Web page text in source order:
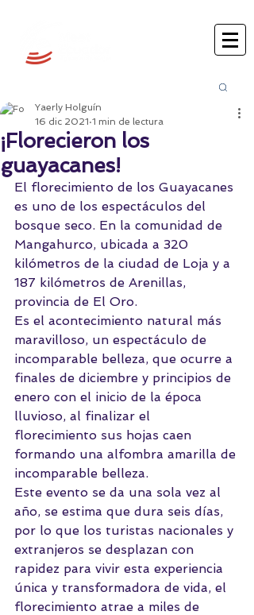
¡Florecieron los
guayacanes!
Yaerly Holguín
16 dic 2021 1 min de lectura
El florecimiento de los Guayacanes
es uno de los espectáculos del
bosque seco. En la comunidad de
Mangahurco, ubicada a 320
kilómetros de la ciudad de Loja y a
187 kilómetros de Arenillas,
provincia de El Oro.
Es el acontecimiento natural más
maravilloso, un espectáculo de
incomparable belleza, que ocurre a
finales de diciembre y principios de
enero con el inicio de la época
lluvioso, al finalizar el
florecimiento sus hojas caen
formando una alfombra amarilla de
incomparable belleza.
Este evento se da una sola vez al
año, se estima que dura seis días,
por lo que los turistas nacionales y
extranjeros se desplazan con
rapidez para vivir esta experiencia
única y transformadora de vida, el
florecimiento atrae a miles de